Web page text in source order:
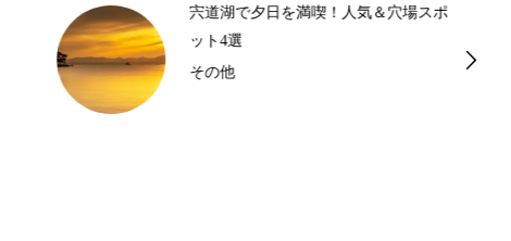
宍道湖で夕日を満喫！人気＆穴場スポ
ット4選
その他